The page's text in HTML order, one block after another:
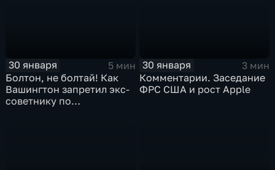
30 января
5 мин
Болтон, не болтай! Как
Вашингтон запретил экс-
советнику по
30 января
3 мин
Комментарии. Заседание
ФРС США и рост Apple